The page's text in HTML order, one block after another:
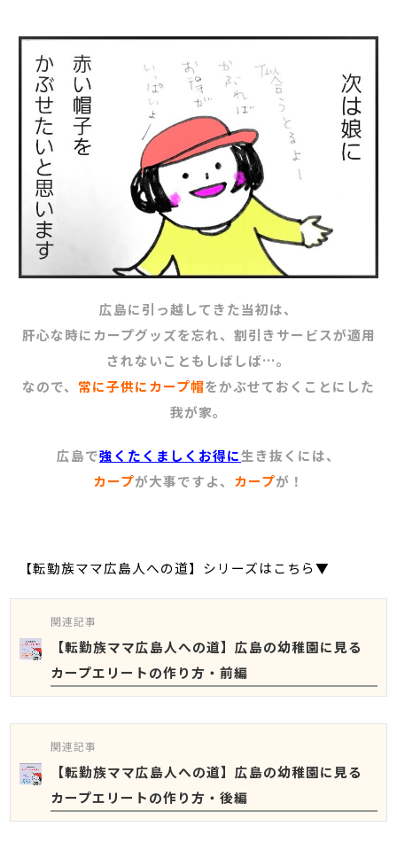
広島に引っ越してきた当初は、
肝心な時にカープグッズを忘れ、割引きサービスが適用
されないこともしばしば…。
なので、 常に子供にカープ帽をかぶせておくことにした
我が家。
広島で強くたくましくお得に生き抜くには、
カープが大事ですよ、 カープが！
【転勤族ママ広島人への道】シリーズはこちら▼
関連記事
【転勤族ママ広島人への道】広島の幼稚園に見る
カープエリートの作り方・前編
関連記事
【転勤族ママ広島人への道】広島の幼稚園に見る
カープエリートの作り方・後編